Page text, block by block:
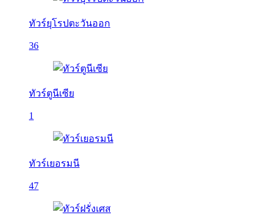
ทัวร์ยุโรปตะวันออก
36
ทัวร์ตูนีเซีย
1
ทัวร์เยอรมนี
47